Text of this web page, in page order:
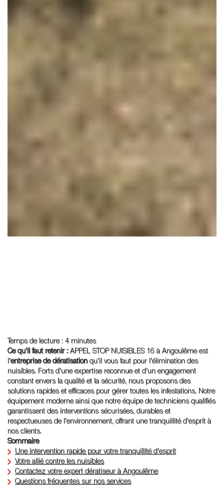
Temps de lecture : 4 minutes
Ce qu'il faut retenir :APPEL STOP NUISIBLES 16 à Angoulême est
l'entreprise de dératisationqu'il vous faut pour l'élimination des
nuisibles. Forts d'une expertise reconnue et d'un engagement
constant envers la qualité et la sécurité, nous proposons des
solutions rapides et efficaces pour gérer toutes les infestations. Notre
équipement moderne ainsi que notre équipe de techniciens qualifiés
garantissent des interventions sécurisées, durables et
respectueuses de l'environnement, offrant une tranquillité d'esprit à
nos clients.
Sommaire
Une intervention rapide pour votre tranquillité d'esprit
Votre allié contre les nuisibles
Contactez votre expert dératiseur à Angoulême
Questions fréquentes sur nos services